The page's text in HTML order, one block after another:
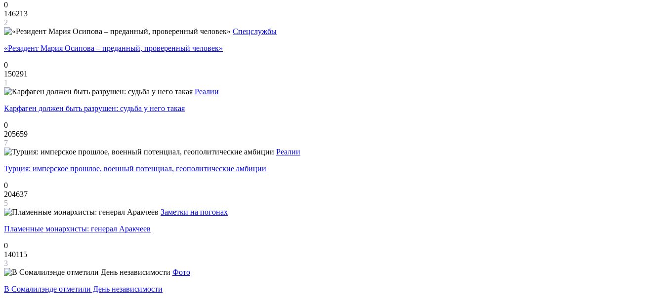
0
146213
2
Спецслужбы
«Резидент Мария Осипова – преданный, проверенный человек»
0
150291
1
Реалии
Карфаген должен быть разрушен: судьба у него такая
0
205659
7
Реалии
Турция: имперское прошлое, военный потенциал, геополитические амбиции
0
204637
5
Заметки на погонах
Пламенные монархисты: генерал Аракчеев
0
140115
3
Фото
В Сомалилэнде отметили День независимости